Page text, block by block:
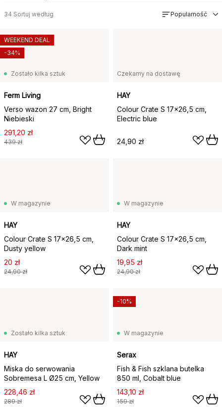
34 Sortuj według Popularność
Zostało kilka sztuk
Ferm Living
Verso wazon 27 cm, Bright
Niebieski
291,20 zł
439 zł
WEEKEND DEAL
-34%
Czekamy na dostawę
HAY
Colour Crate S 17x26,5 cm,
Electric blue
24,90 zł
W magazynie
HAY
Colour Crate S 17x26,5 cm,
Dusty yellow
20 zł
24,90 zł
W magazynie
HAY
Colour Crate S 17x26,5 cm,
Dark mint
19,95 zł
24,90 zł
Zostało kilka sztuk
HAY
Miska do serwowania
Sobremesa L Ø25 cm, Yellow
228,46 zł
289 zł
W magazynie
Serax
Fish & Fish szklana butelka
850 ml, Cobalt blue
143,10 zł
159 zł
-10%